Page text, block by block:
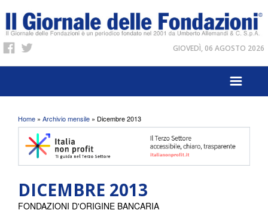
GIOVEDÌ, 06 AGOSTO 2026
Tu sei qui
Home » Archivio mensile » Dicembre 2013
DICEMBRE 2013
FONDAZIONI D'ORIGINE BANCARIA